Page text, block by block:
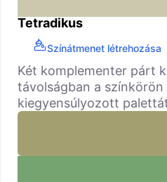
Tetradikus
Színátmenet létrehozása
Két komplementer párt
távolságban a
kiegyensúlyozott